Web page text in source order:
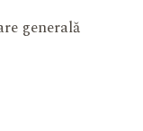
generală